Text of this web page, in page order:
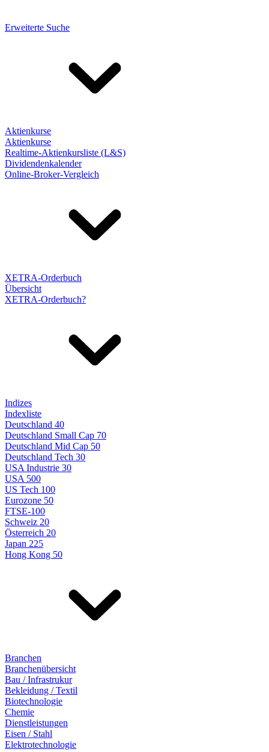
Erweiterte Suche
Aktienkurse
Aktienkurse
Realtime-Aktienkursliste (L&S)
Dividendenkalender
Online-Broker-Vergleich
XETRA-Orderbuch
Übersicht
XETRA-Orderbuch?
Indizes
Indexliste
Deutschland 40
Deutschland Small Cap 70
Deutschland Mid Cap 50
Deutschland Tech 30
USA Industrie 30
USA 500
US Tech 100
Eurozone 50
FTSE-100
Schweiz 20
Österreich 20
Japan 225
Hong Kong 50
Branchen
Branchenübersicht
Bau / Infrastrukur
Bekleidung / Textil
Biotechnologie
Chemie
Dienstleistungen
Eisen / Stahl
Elektrotechnologie